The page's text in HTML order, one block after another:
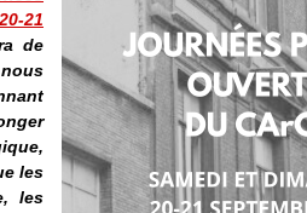
21
de
les
les